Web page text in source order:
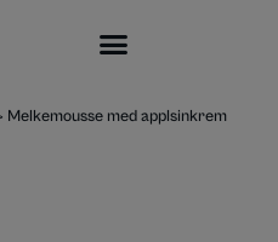
Melkemousse med applsinkrem